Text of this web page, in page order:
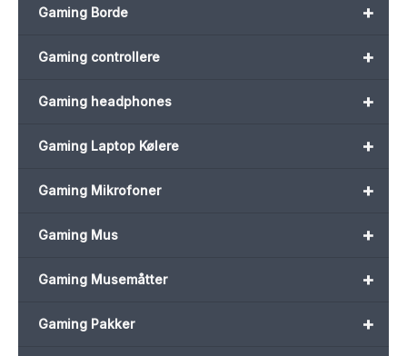
+
Gaming Borde
+
Gaming controllere
+
Gaming headphones
+
Gaming Laptop Kølere
+
Gaming Mikrofoner
+
Gaming Mus
+
Gaming Musemåtter
+
Gaming Pakker